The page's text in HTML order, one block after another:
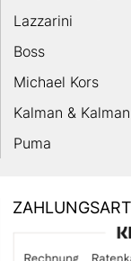
Lazzarini
Boss
Michael Kors
Kalman & Kalman
Puma